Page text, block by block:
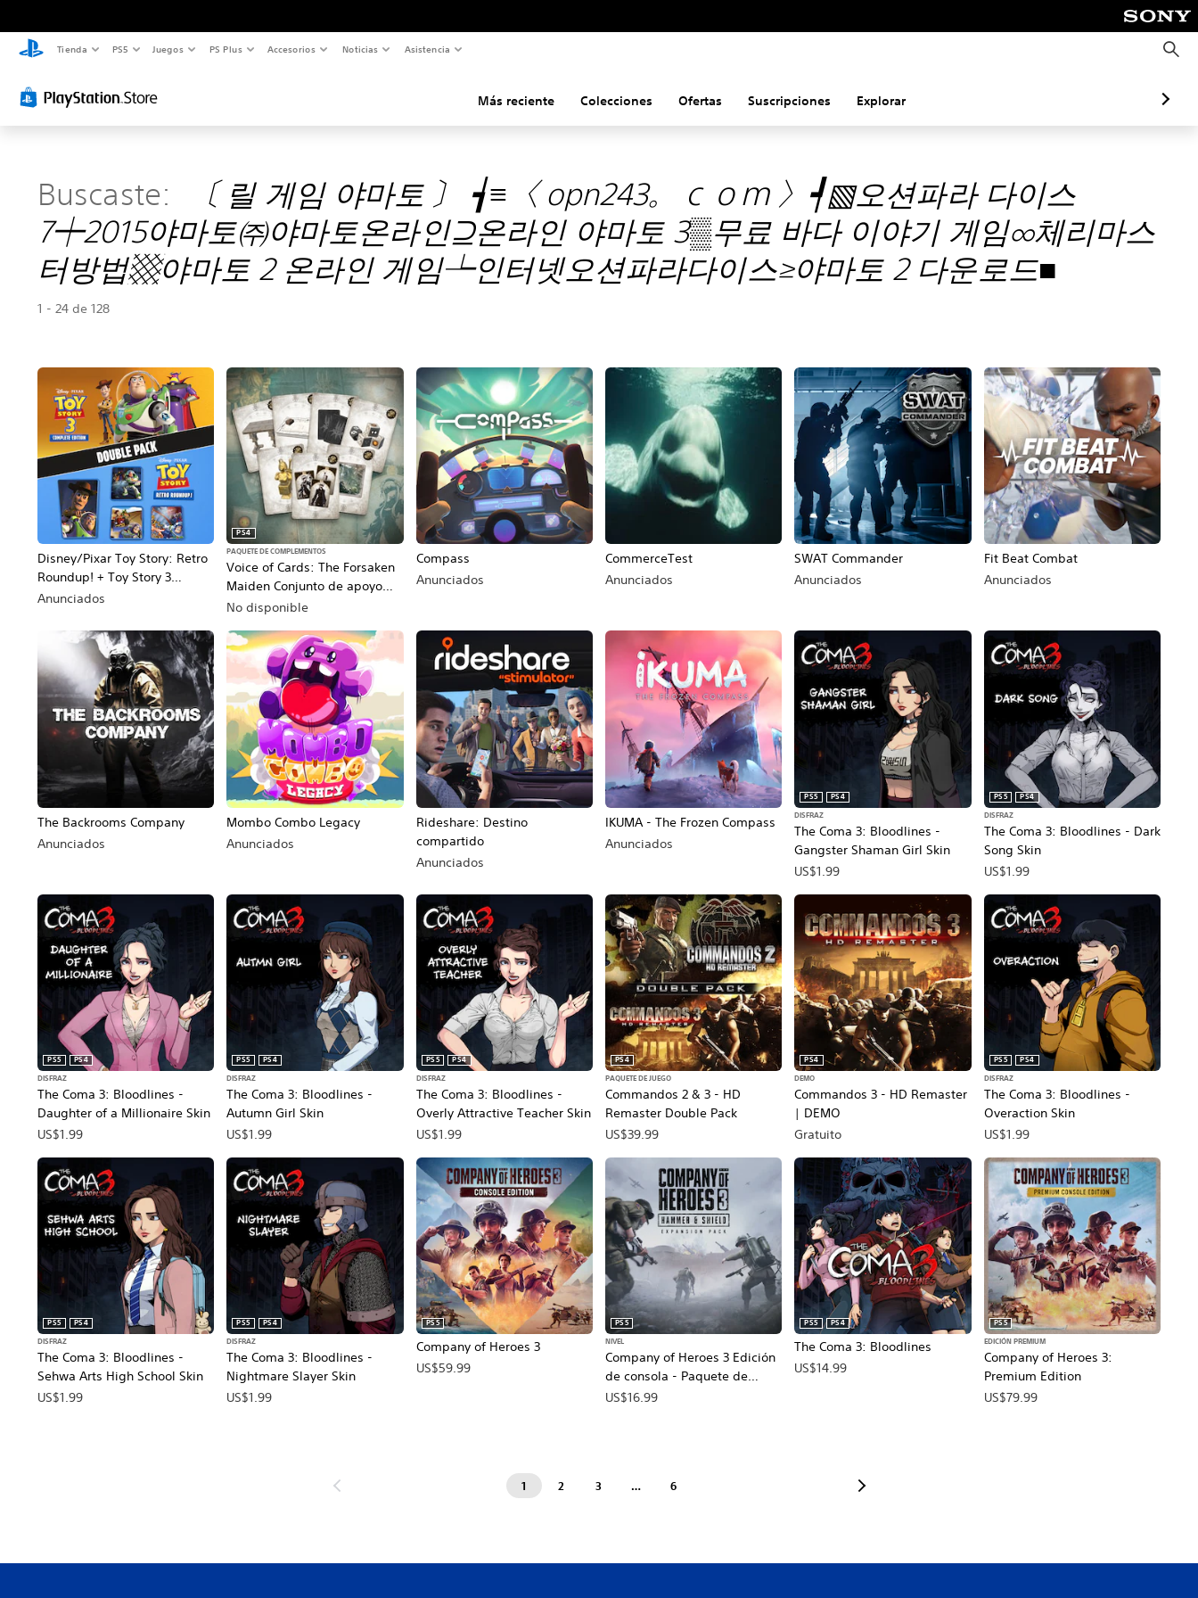
Tienda PS5 Juegos PS Plus Accesorios Noticias Asistencia
B
u
a
r
Más reciente Colecciones Ofertas Suscripciones Explorar
Buscaste:
〔 릴 게임 야마토 〕 ┪≡〈 opn243。ｃｏｍ 〉┩▧오션파라 다이스
7┿2015야마토㈜야마토온라인⊇온라인 야마토 3▒무료 바다 이야기 게임∞체리마스
터방법▩야마토 2 온라인 게임┶인터넷오션파라다이스≥야마토 2 다운로드■
1 - 24 de 128
Disney/Pixar Toy Story: Retro
Roundup! + Toy Story 3
Complete Edition Double Pack
Anunciados
Voice of Cards: The Forsaken
Maiden Conjunto de apoyo
del descenso 243
PS4
PAQUETE DE COMPLEMENTOS
No disponible
Compass
Anunciados
CommerceTest
Anunciados
SWAT Commander
Anunciados
Fit Beat Combat
Anunciados
The Backrooms Company
Anunciados
Mombo Combo Legacy
Anunciados
Rideshare: Destino
compartido
Anunciados
IKUMA - The Frozen Compass
Anunciados
The Coma 3: Bloodlines -
Gangster Shaman Girl Skin
PS5
PS4
DISFRAZ
US$1.99
The Coma 3: Bloodlines - Dark
Song Skin
PS5
PS4
DISFRAZ
US$1.99
The Coma 3: Bloodlines -
Daughter of a Millionaire Skin
PS5
PS4
DISFRAZ
US$1.99
The Coma 3: Bloodlines -
Autumn Girl Skin
PS5
PS4
DISFRAZ
US$1.99
The Coma 3: Bloodlines -
Overly Attractive Teacher Skin
PS5
PS4
DISFRAZ
US$1.99
Commandos 2 & 3 - HD
Remaster Double Pack
PS4
PAQUETE DE JUEGO
US$39.99
Commandos 3 - HD Remaster
| DEMO
PS4
DEMO
Gratuito
The Coma 3: Bloodlines -
Overaction Skin
PS5
PS4
DISFRAZ
US$1.99
The Coma 3: Bloodlines -
Sehwa Arts High School Skin
PS5
PS4
DISFRAZ
US$1.99
The Coma 3: Bloodlines -
Nightmare Slayer Skin
PS5
PS4
DISFRAZ
US$1.99
Company of Heroes 3
PS5
US$59.99
Company of Heroes 3 Edición
de consola - Paquete de
expansión Martillo y escudo
PS5
NIVEL
US$16.99
The Coma 3: Bloodlines
PS5 PS4
US$14.99
Company of Heroes 3:
Premium Edition
PS5
EDICIÓN PREMIUM
US$79.99
1 2 3 … 6